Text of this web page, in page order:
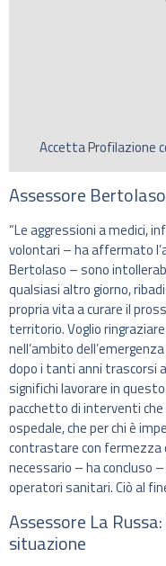
AccettaProfilazione
Assessore
“Le aggressioni a medici,
volontari – ha affermato
Bertolaso – sono
qualsiasi altro giorno,
propria vita a curare il
territorio. Voglio
nell’ambito
dopo i tanti anni trascorsi
significhi lavorare in
pacchetto di interventi
ospedale, che per chi è
contrastare con fermezza
necessario – ha concluso
operatori sanitari. Ciò al
Assessore La
situazione